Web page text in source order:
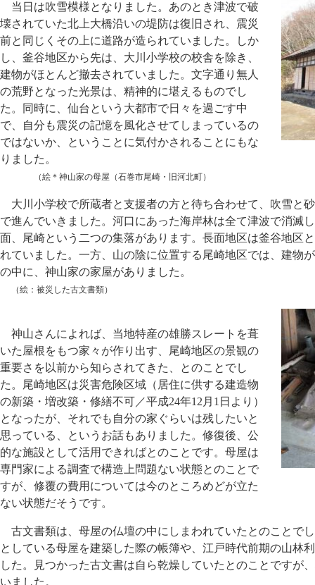
当日は吹雪模様となりました。あのとき津波で破
壊されていた北上大橋沿いの堤防は復旧され、震災
前と同じくその上に道路が造られていました。しか
し、釜谷地区から先は、大川小学校の校舎を除き、
建物がほとんど撤去されていました。文字通り無人
の荒野となった光景は、精神的に堪えるものでし
た。同時に、仙台という大都市で日々を過ごす中
で、自分も震災の記憶を風化させてしまっているの
ではないか、ということに気付かされることにもな
りました。
（絵＊神山家の母屋（石巻市尾崎・旧河北町）
大川小学校で所蔵者と支援者の方と待ち合わせて、吹雪と
で進んでいきました。河口にあった海岸林は全て津波で消滅
面、尾崎という二つの集落があります。長面地区は釜谷地区
れていました。一方、山の陰に位置する尾崎地区では、建物
の中に、神山家の家屋がありました。
（絵：被災した古文書類）
神山さんによれば、当地特産の雄勝スレートを葺
いた屋根をもつ家々が作り出す、尾崎地区の景観の
重要さを以前から知らされてきた、とのことでし
た。尾崎地区は災害危険区域（居住に供する建造物
の新築・増改築・修繕不可／平成24年12月1日より）
となったが、それでも自分の家ぐらいは残したいと
思っている、というお話もありました。修復後、公
的な施設として活用できればとのことです。母屋は
専門家による調査で構造上問題ない状態とのことで
すが、修覆の費用については今のところめどが立た
ない状態だそうです。
古文書類は、母屋の仏壇の中にしまわれていたとのことで
としている母屋を建築した際の帳簿や、江戸時代前期の山林
した。見つかった古文書は自ら乾燥していたとのことですが
いました。